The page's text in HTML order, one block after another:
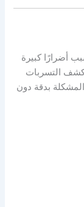
أضرارًا كبيرة
كشف التسربات
بدقة دون